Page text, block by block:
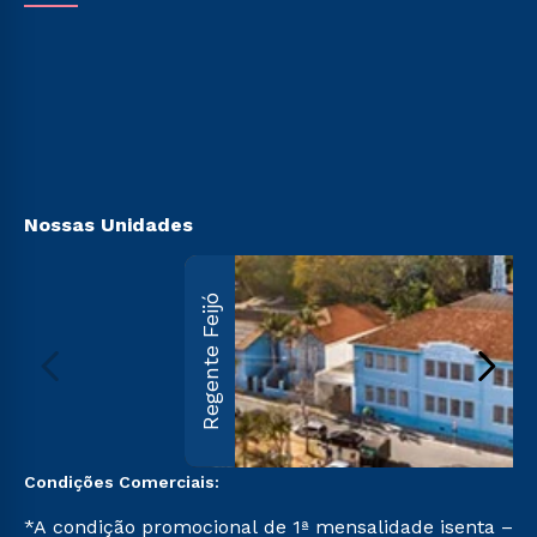
Nossas Unidades
Regente Feijó
Condições Comerciais:
*A condição promocional de 1ª mensalidade isenta –